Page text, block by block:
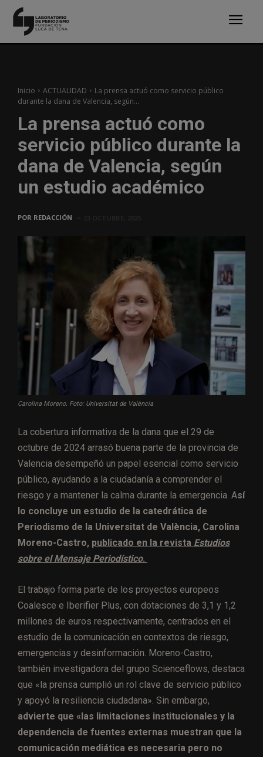
Inicio ACTUALIDAD
La prensa actuó como servicio público
durante la dana de Valencia, según...
La prensa actuó como
servicio público durante la
dana de Valencia, según
un estudio académico
POR REDACCIÓN
Carolina Moreno. Foto: Universitat de València
La cobertura informativa de la dana que el 29 de
octubre de 2024 arrasó buena parte de la provincia de
Valencia desempeñó un papel esencial como servicio
público, ayudando a la ciudadanía a comprender el
riesgo y a mantener la calma durante la emergencia. Así
lo concluye un estudio de la catedrática de
Periodismo de la Universitat de València, Carolina
Moreno-Castro, publicado en la revista Estudios
sobre el Mensaje Periodístico.
El trabajo forma parte de los proyectos europeos
Coalesce e Iberifier Plus, con dotaciones de 3,1 y 1,2
millones de euros respectivamente, centrados en el
estudio de la comunicación en contextos de riesgo,
emergencias y desinformación. Moreno-Castro,
también investigadora del grupo Scienceflows, destaca
que «la prensa cumplió un rol clave de servicio público
y apoyó la resiliencia ciudadana». Sin embargo,
advierte que «las limitaciones institucionales y la
dependencia de fuentes externas muestran que la
comunicación mediática es necesaria pero no